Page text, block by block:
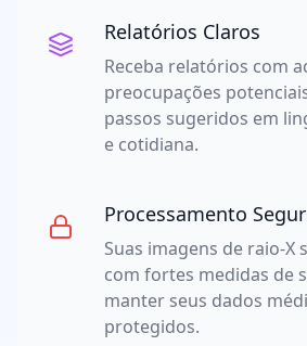
Relatórios Claros
Receba relatórios com
preocupações
passos sugeridos em
e cotidiana.
Processamento
Suas imagens de raio-X
com fortes medidas de
manter seus dados
protegidos.